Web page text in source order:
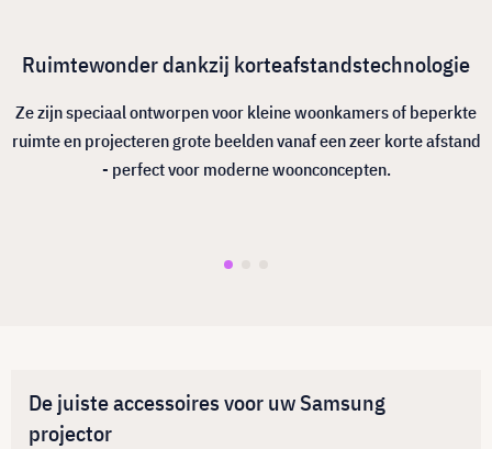
Ruimtewonder dankzij korteafstandstechnologie
Ze zijn speciaal ontworpen voor kleine woonkamers of beperkte
ruimte en projecteren grote beelden vanaf een zeer korte afstand
- perfect voor moderne woonconcepten.
De juiste accessoires voor uw Samsung
projector